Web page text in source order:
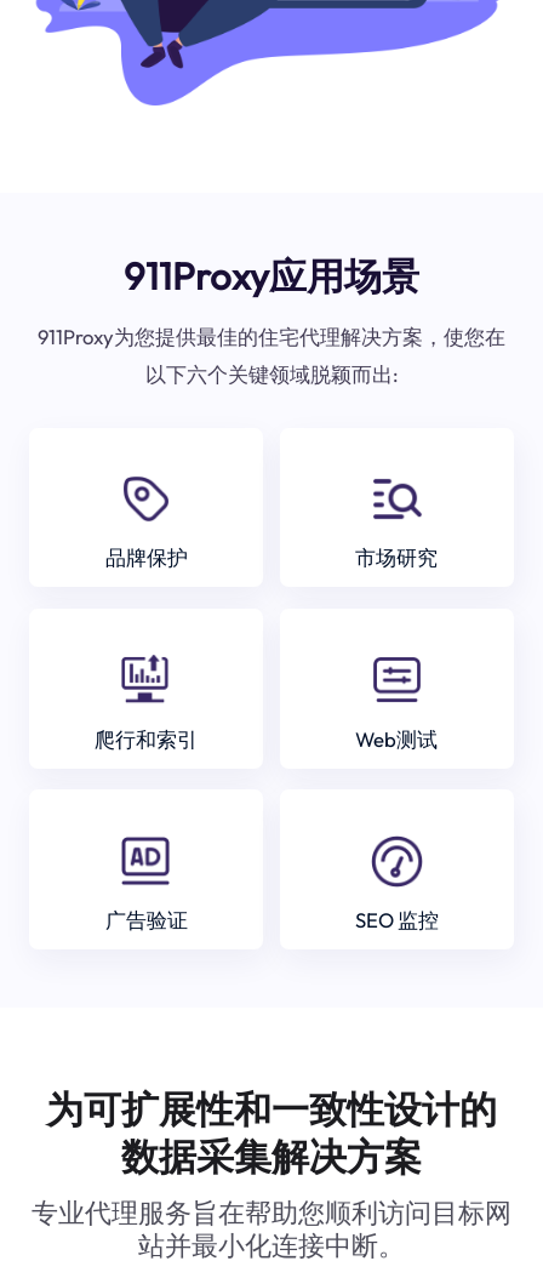
911Proxy应用场景
911Proxy为您提供最佳的住宅代理解决方案，使您在
以下六个关键领域脱颖而出:
品牌保护 市场研究
爬行和索引 Web测试
广告验证 SEO 监控
为可扩展性和一致性设计的
数据采集解决方案
专业代理服务旨在帮助您顺利访问目标网
站并最小化连接中断。